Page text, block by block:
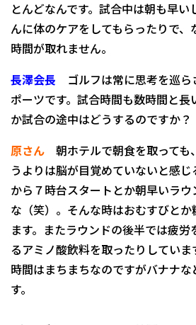
とんどなんです。試合中は朝も早い
んに体のケアをしてもらったりで
時間が取れません。
長澤会長 ゴルフは常に思考を巡ら
ポーツです。試合時間も数時間と長
か試合の途中はどうするのですか？
原さん 朝ホテルで朝食を取っても
うよりは脳が目覚めていないと感
から７時台スタートとか朝早いラ
な（笑）。そんな時はおむすびと
ます。またラウンドの後半では疲
るアミノ酸飲料を取ったりしてい
時間はまちまちなのですがバナナ
す。